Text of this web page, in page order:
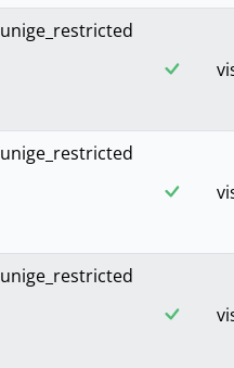
unige_restricted
unige_restricted
unige_restricted